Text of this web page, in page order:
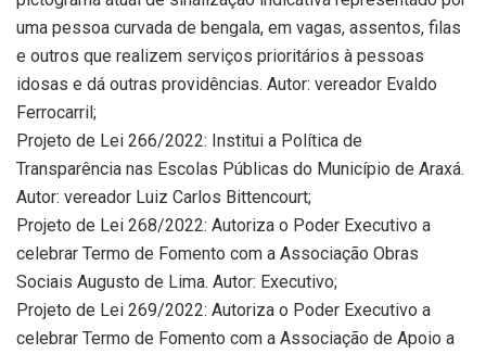
uma pessoa curvada de bengala, em vagas, assentos, filas
e outros que realizem serviços prioritários à pessoas
idosas e dá outras providências. Autor: vereador Evaldo
Ferrocarril;
Projeto de Lei 266/2022: Institui a Política de
Transparência nas Escolas Públicas do Município de Araxá.
Autor: vereador Luiz Carlos Bittencourt;
Projeto de Lei 268/2022: Autoriza o Poder Executivo a
celebrar Termo de Fomento com a Associação Obras
Sociais Augusto de Lima. Autor: Executivo;
Projeto de Lei 269/2022: Autoriza o Poder Executivo a
celebrar Termo de Fomento com a Associação de Apoio a